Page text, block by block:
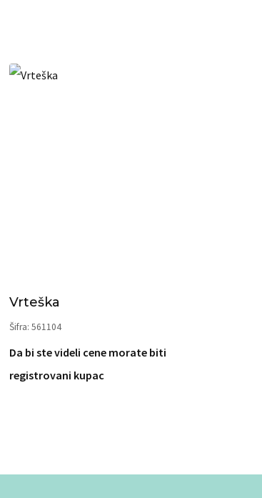
Vrteška
Šifra: 561104
Da bi ste videli cene morate biti
registrovani kupac